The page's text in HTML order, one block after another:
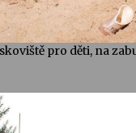
pro děti, na